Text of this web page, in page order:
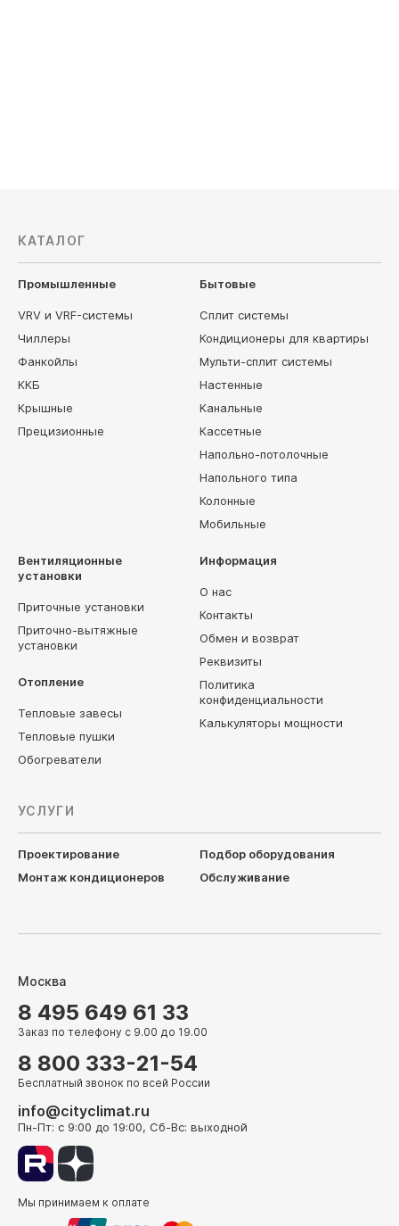
КАТАЛОГ
Промышленные
VRV и VRF-системы
Чиллеры
Фанкойлы
ККБ
Крышные
Прецизионные
Бытовые
Сплит системы
Кондиционеры для квартиры
Мульти-сплит системы
Настенные
Канальные
Кассетные
Напольно-потолочные
Напольного типа
Колонные
Мобильные
Вентиляционные
установки
Приточные установки
Приточно-вытяжные
установки
Отопление
Тепловые завесы
Тепловые пушки
Обогреватели
Информация
О нас
Контакты
Обмен и возврат
Реквизиты
Политика
конфиденциальности
Калькуляторы мощности
УСЛУГИ
Проектирование
Подбор оборудования
Монтаж кондиционеров
Обслуживание
Москва
8 495 649 61 33
Заказ по телефону с 9.00 до 19.00
8 800 333-21-54
Бесплатный звонок по всей России
info@cityclimat.ru
Пн-Пт: с 9:00 до 19:00, Сб-Вс: выходной
Мы принимаем к оплате